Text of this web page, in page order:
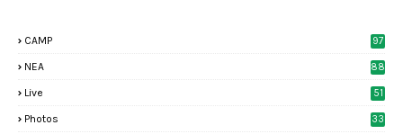
CAMP 97
NEA 88
Live 51
Photos
33